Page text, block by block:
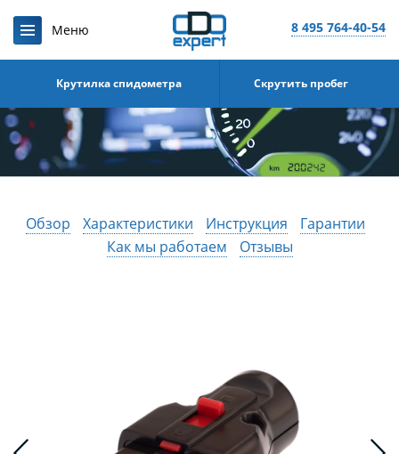
8 495 764-40-54
Крутилка спидометра Скрутить пробег
Обзор Характеристики Инструкция
Гарантии
Как мы работаем
Отзывы